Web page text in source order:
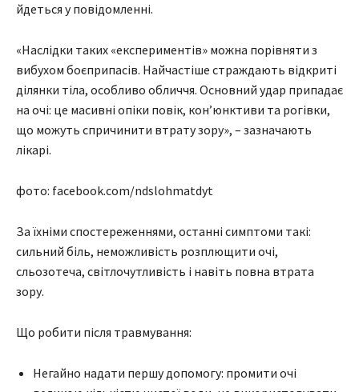
йдеться у повідомленні.
«Наслідки таких «експериментів» можна порівняти з
вибухом боєприпасів. Найчастіше страждають відкриті
ділянки тіла, особливо обличчя. Основний удар припадає
на очі: це масивні опіки повік, кон’юнктиви та рогівки,
що можуть спричинити втрату зору», – зазначають
лікарі.
фото: facebook.com/ndslohmatdyt
За їхніми спостереженнями, останні симптоми такі:
сильний біль, неможливість розплющити очі,
сльозотеча, світлочутливість і навіть повна втрата
зору.
Що робити після травмування:
Негайно надати першу допомогу: промити очі